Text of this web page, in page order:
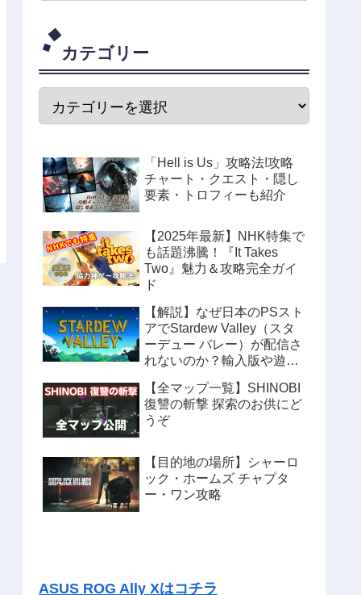
カテゴリー
「Hell is Us」攻略法!攻略
チャート・クエスト・隠し
要素・トロフィーも紹介
【2025年最新】NHK特集で
も話題沸騰！『It Takes
Two』魅力＆攻略完全ガイ
ド
【解説】なぜ日本のPSスト
アでStardew Valley（スタ
ーデュー バレー）が配信さ
れないのか？輸入版や遊ぶ
【全マップ一覧】SHINOBI
復讐の斬撃 探索のお供にど
うぞ
【目的地の場所】シャーロ
ック・ホームズ チャプタ
ー・ワン攻略
ASUS ROG Ally Xはコチラ